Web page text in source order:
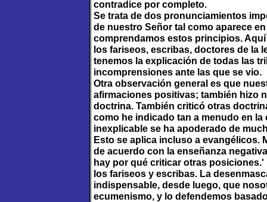
contradice por completo.
Se trata de dos pronunciamientos
de nuestro Señor tal como aparece
comprendamos estos principios.
los fariseos, escribas, doctores de la
tenemos la explicación de todas las
incomprensiones ante las que se vio.
Otra observación general es que
afirmaciones positivas; también hizo
doctrina. También criticó otras
como he indicado tan a menudo en
inexplicable se ha apoderado de
Esto se aplica incluso a evangélicos.
de acuerdo con la enseñanza
hay por qué criticar otras
los fariseos y escribas. La
indispensable, desde luego, que
ecumenismo, y lo defendemos